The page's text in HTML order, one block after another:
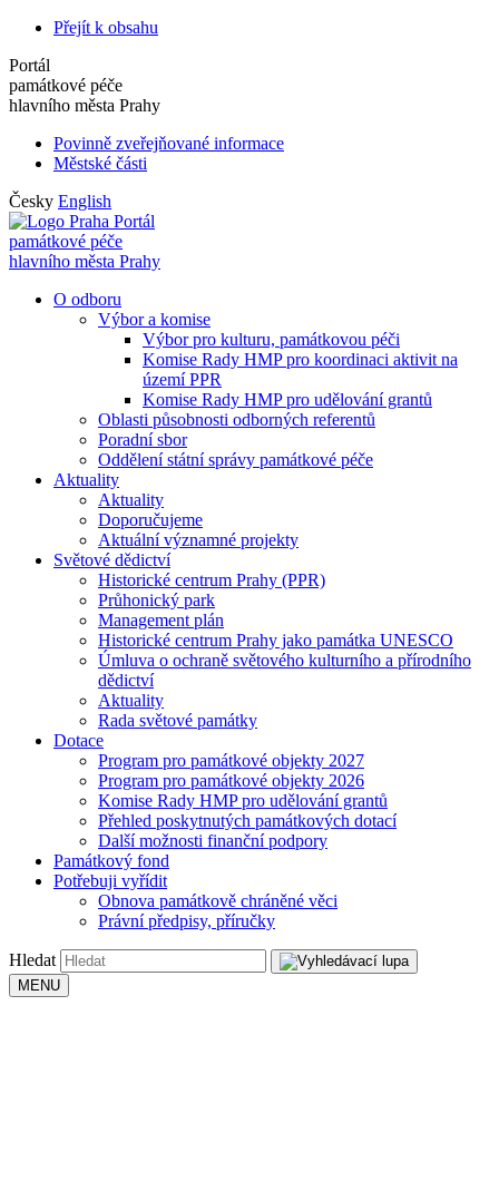
Přejít k obsahu
Portál
památkové péče
hlavního města Prahy
Povinně zveřejňované informace
Městské části
Česky English
Portál
památkové péče
hlavního města Prahy
O odboru
Výbor a komise
Výbor pro kulturu, památkovou péči
Komise Rady HMP pro koordinaci aktivit na
území PPR
Komise Rady HMP pro udělování grantů
Oblasti působnosti odborných referentů
Poradní sbor
Oddělení státní správy památkové péče
Aktuality
Aktuality
Doporučujeme
Aktuální významné projekty
Světové dědictví
Historické centrum Prahy (PPR)
Průhonický park
Management plán
Historické centrum Prahy jako památka UNESCO
Úmluva o ochraně světového kulturního a přírodního
dědictví
Aktuality
Rada světové památky
Dotace
Program pro památkové objekty 2027
Program pro památkové objekty 2026
Komise Rady HMP pro udělování grantů
Přehled poskytnutých památkových dotací
Další možnosti finanční podpory
Památkový fond
Potřebuji vyřídit
Obnova památkově chráněné věci
Právní předpisy, příručky
Hledat
MENU